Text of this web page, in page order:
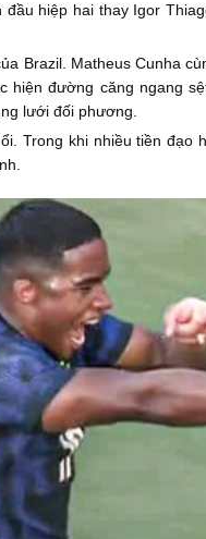
hiệp hai thay Igor
Brazil. Matheus Cunha
hiện đường căng ngang
lưới đối phương.
Trong khi nhiều tiền đạo